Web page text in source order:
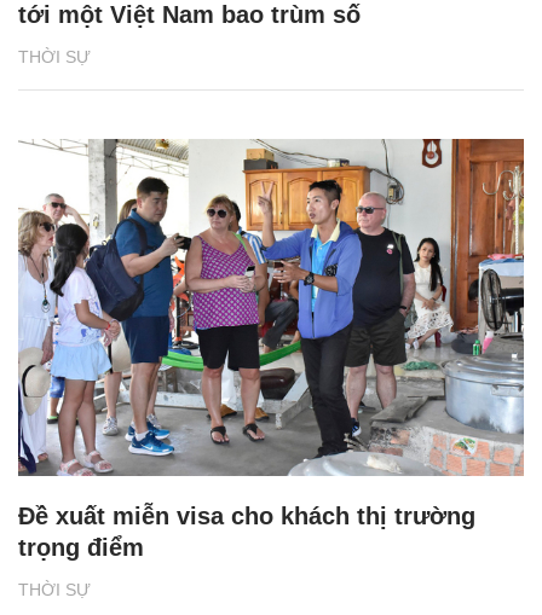
THỜI SỰ
tới một Việt Nam bao trùm số
THỜI SỰ
Đề xuất miễn visa cho khách thị trường
trọng điểm